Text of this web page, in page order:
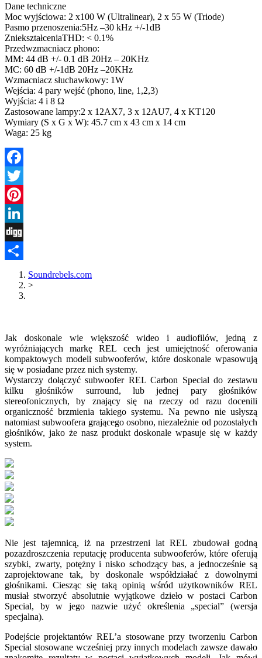
Dane techniczne
Moc wyjściowa: 2 x100 W (Ultralinear), 2 x 55 W (Triode)
Pasmo przenoszenia:5Hz –30 kHz +/-1dB
ZniekształceniaTHD: < 0.1%
Przedwzmacniacz phono:
MM: 44 dB +/- 0.1 dB 20Hz – 20KHz
MC: 60 dB +/-1dB 20Hz –20KHz
Wzmacniacz słuchawkowy: 1W
Wejścia: 4 pary wejść (phono, line, 1,2,3)
Wyjścia: 4 i 8 Ω
Zastosowane lampy:2 x 12AX7, 3 x 12AU7, 4 x KT120
Wymiary (S x G x W): 45.7 cm x 43 cm x 14 cm
Waga: 25 kg
Facebook
Twitter
Pinterest
LinkedIn
Digg
Share
Soundrebels.com
>
Jak doskonale wie większość wideo i audiofilów, jedną z
wyróżniających markę REL cech jest umiejętność oferowania
kompaktowych modeli subwooferów, które doskonale wpasowują
się w posiadane przez nich systemy.
Wystarczy dołączyć subwoofer REL Carbon Special do zestawu
kilku głośników surround, lub jednej pary głośników
stereofonicznych, by znający się na rzeczy od razu docenili
organiczność brzmienia takiego systemu. Na pewno nie usłyszą
natomiast subwoofera grającego osobno, niezależnie od pozostałych
głośników, jako że nasz produkt doskonale wpasuje się w każdy
system.
Nie jest tajemnicą, iż na przestrzeni lat REL zbudował godną
pozazdroszczenia reputację producenta subwooferów, które oferują
szybki, zwarty, potężny i nisko schodzący bas, a jednocześnie są
zaprojektowane tak, by doskonale współdziałać z dowolnymi
głośnikami. Ciesząc się taką opinią wśród użytkowników REL
musiał stworzyć absolutnie wyjątkowe dzieło w postaci Carbon
Special, by w jego nazwie użyć określenia „special” (wersja
specjalna).
Podejście projektantów REL’a stosowane przy tworzeniu Carbon
Special stosowane wcześniej przy innych modelach zawsze dawało